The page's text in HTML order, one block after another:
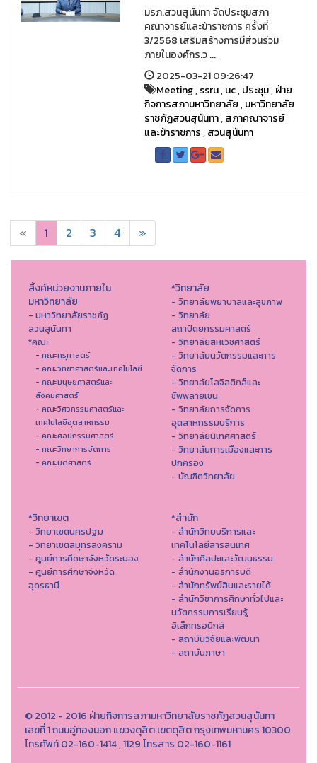
มรภ.สวนสุนันทา จัดประชุมสภา
คณาจารย์และข้าราชการ ครั้งที่
3/2568 เสริมสร้างการมีส่วนร่วม
ภายในองค์กร.ว ...
2025-03-21 09:26:47
Meeting,ssru,uc,ประชุม,ฝ่าย
กิจการสภามหาวิทยาลัย,มหาวิทยาลัย
ราชภัฏสวนสุนันทา,สภาคณาจารย์
และข้าราชการ,สวนสุนันทา
« 1 2 3 4 »
ลิ้งค์หน่วยงานภายใน
มหาวิทยาลัย
- มหาวิทยาลัยราชภัฏ
สวนสุนันทา
*คณะ
- คณะครุศาสตร์
- คณะวิทยาศาสตร์และเทคโนโลยี
- คณะมนุษยศาสตร์และ
สังคมศาสตร์
- คณะวิศวกรรมศาสตร์และ
เทคโนโลยีอุตสาหกรรม
- คณะศิลปกรรมศาสตร์
- คณะวิทยาการจัดการ
- คณะนิติศาสตร์
*วิทยาลัย
- วิทยาลัยพยาบาลและสุขภาพ
- วิทยาลัย
สถาปัตยกรรมศาสตร์
- วิทยาลัยสหเวชศาสตร์
- วิทยาลัยนวัตกรรมและการ
จัดการ
- วิทยาลัยโลจิสติกส์และ
ซัพพลายเชน
- วิทยาลัยการจัดการ
อุตสาหกรรมบริการ
- วิทยาลัยนิเทศศาสตร์
- วิทยาลัยการเมืองและการ
ปกครอง
- บัณฑิตวิทยาลัย
*วิทยาเขต
- วิทยาเขตนครปฐม
- วิทยาเขตสมุทรสงคราม
- ศูนย์การศึดษาจังหวัดระนอง
- ศูนย์การศึกษาจังหวัด
อุดรธานี
*สำนัก
- สำนักวิทยบริการและ
เทคโนโลยีสารสนเทศ
- สํานักศิลปะและวัฒนธรรม
- สำนักงานอธิการบดี
- สำนักทรัพย์สินและรายได้
- สำนักวิชาการศึกษาทั่วไปและ
นวัตกรรมการเรียนรู้
อิเล็กทรอนิกส์
- สถาบันวิจัยและพัฒนา
- สถาบันภาษา
© 2012 - 2016 ฝ่ายกิจการสภามหาวิทยาลัยราชภัฏสวนสุนันทา
เลขที่ 1 ถนนอู่ทองนอก แขวงดุสิต เขตดุสิต กรุงเทพมหานคร 10300
โทรศัพท์ 02-160-1414 , 1129 โทรสาร 02-160-1161